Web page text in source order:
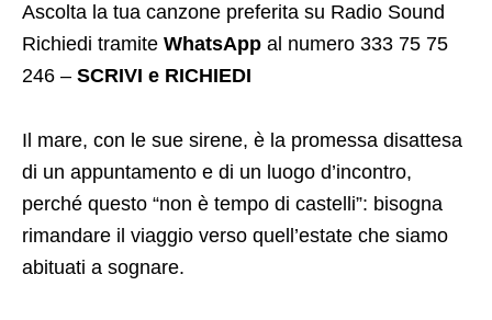
Ascolta la tua canzone preferita su Radio Sound
Richiedi tramite WhatsApp al numero 333 75 75
246 – SCRIVI e RICHIEDI
Il mare, con le sue sirene, è la promessa disattesa
di un appuntamento e di un luogo d’incontro,
perché questo “non è tempo di castelli”: bisogna
rimandare il viaggio verso quell’estate che siamo
abituati a sognare.